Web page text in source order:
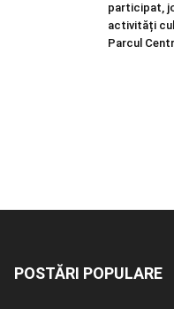
participat,
activități
Parcul
POSTĂRI POPULARE